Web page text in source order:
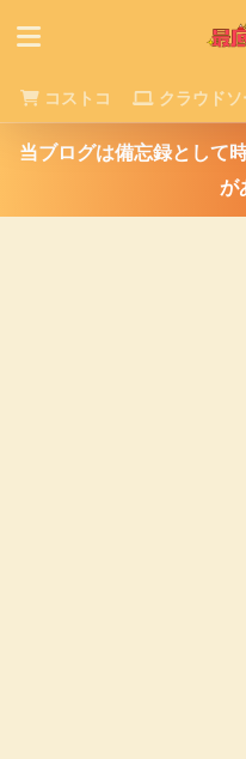
コストコ クラウド
当ブログは備忘録として
が